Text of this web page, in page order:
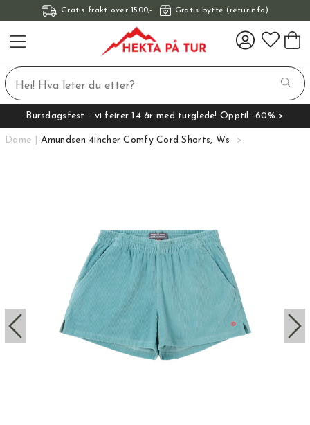
Gratis frakt over 1500,- Gratis bytte (returinfo)
Bursdagsfest - vi feirer 14 år med turglede! Opptil -60% >
Dame Amundsen 4incher Comfy Cord Shorts, Ws